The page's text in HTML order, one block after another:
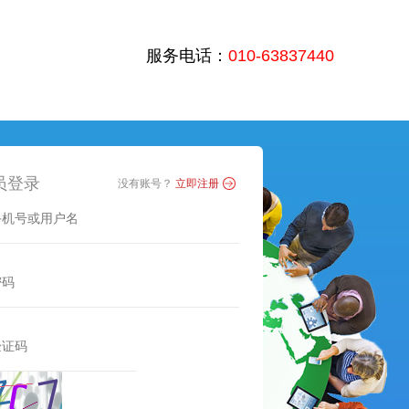
服务电话： 010-63837440
没有账号？ 立即注册
登录